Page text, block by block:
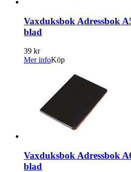
Vaxduksbok Adressbok
blad
39 kr
Mer infoKöp
Vaxduksbok Adressbok
blad